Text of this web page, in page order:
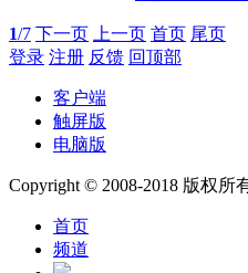
1/7 下一页 上一页 首页 尾页
登录 注册 反馈 回顶部
客户端
触屏版
电脑版
Copyright © 2008-2018 版权所
首页
频道